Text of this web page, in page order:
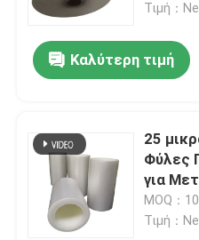
Σχετικά με εμάς
Ποιοτικός έλεγχος
Ζητήστε ένα
Τιμή：
Καλύτερη τιμή
25
Φύλες
για
MOQ：
Τιμή：